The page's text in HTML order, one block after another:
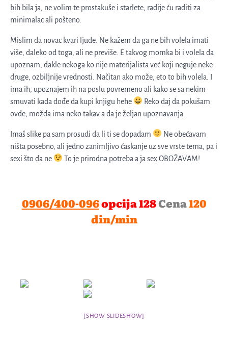
bih bila ja, ne volim te prostakuše i starlete, radije ću raditi za
minimalac ali pošteno.
Mislim da novac kvari ljude. Ne kažem da ga ne bih volela imati
više, daleko od toga, ali ne previše. E takvog momka bi i volela da
upoznam, dakle nekoga ko nije materijalista već koji neguje neke
druge, ozbiljnije vrednosti. Načitan ako može, eto to bih volela. I
ima ih, upoznajem ih na poslu povremeno ali kako se sa nekim
smuvati kada dođe da kupi knjigu hehe
Reko daj da pokušam
ovde, možda ima neko takav a da je željan upoznavanja.
Imaš slike pa sam prosudi da li ti se dopadam
Ne obećavam
ništa posebno, ali jedno zanimljivo ćaskanje uz sve vrste tema, pa i
sexi što da ne
To je prirodna potreba a ja sex OBOŽAVAM!
0906/400-096opcija 128Cena120
din/min
[SHOW SLIDESHOW]